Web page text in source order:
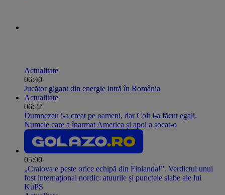
Actualitate
06:40
Jucător gigant din energie intră în România
Actualitate
06:22
Dumnezeu i-a creat pe oameni, dar Colt i-a făcut egali.
Numele care a înarmat America și apoi a șocat-o
05:00
„Craiova e peste orice echipă din Finlanda!”. Verdictul unui
fost internațional nordic: atuurile și punctele slabe ale lui
KuPS